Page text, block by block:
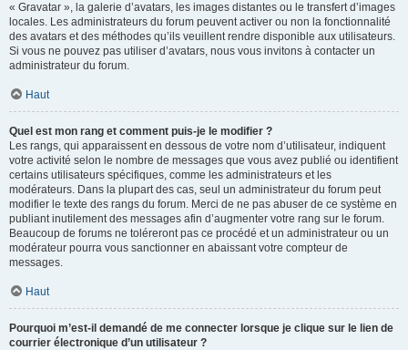
« Gravatar », la galerie d’avatars, les images distantes ou le transfert d’images
locales. Les administrateurs du forum peuvent activer ou non la fonctionnalité
des avatars et des méthodes qu’ils veuillent rendre disponible aux utilisateurs.
Si vous ne pouvez pas utiliser d’avatars, nous vous invitons à contacter un
administrateur du forum.
Haut
Quel est mon rang et comment puis-je le modifier ?
Les rangs, qui apparaissent en dessous de votre nom d’utilisateur, indiquent
votre activité selon le nombre de messages que vous avez publié ou identifient
certains utilisateurs spécifiques, comme les administrateurs et les
modérateurs. Dans la plupart des cas, seul un administrateur du forum peut
modifier le texte des rangs du forum. Merci de ne pas abuser de ce système en
publiant inutilement des messages afin d’augmenter votre rang sur le forum.
Beaucoup de forums ne toléreront pas ce procédé et un administrateur ou un
modérateur pourra vous sanctionner en abaissant votre compteur de
messages.
Haut
Pourquoi m’est-il demandé de me connecter lorsque je clique sur le lien de
courrier électronique d’un utilisateur ?